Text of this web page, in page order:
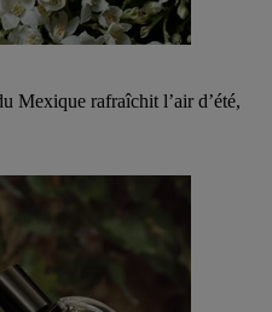
Mexique rafraîchit l’air d’été,